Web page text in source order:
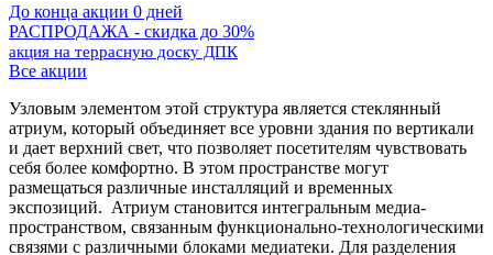
До конца акции 0 дней
РАСПРОДАЖА - скидка до 30%
акция на террасную доску ДПК
Все акции
Узловым элементом этой структура является стеклянный
атриум, который объединяет все уровни здания по вертикали
и дает верхний свет, что позволяет посетителям чувствовать
себя более комфортно. В этом пространстве могут
размещаться различные инсталляций и временных
экспозиций. Атриум становится интегральным медиа-
пространством, связанным функционально-технологическими
связями с различными блоками медиатеки. Для разделения